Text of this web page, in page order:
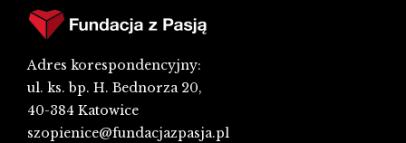
Adres korespondencyjny:
ul. ks. bp. H. Bednorza 20,
40-384 Katowice
szopienice@fundacjazpasja.pl